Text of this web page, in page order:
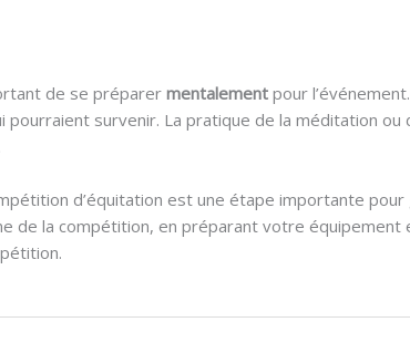
de se préparer mentalement pour
pourraient survenir. La pratique de la méditation
d’équitation est une étape importante
de la compétition, en préparant votre